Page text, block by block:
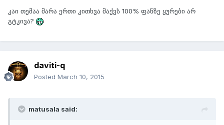
კაი თემაა მარა ერთი კითხვა მაქვს 100% ფანზე ყურები არ
გტკივა?
daviti-q
Posted March 10, 2015
matusala said: